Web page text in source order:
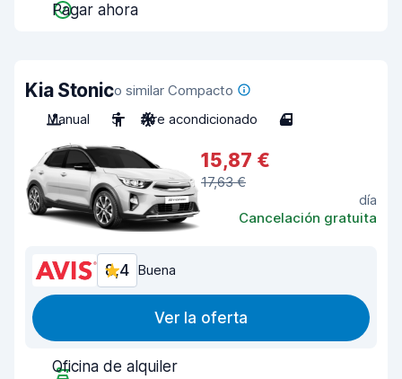
Pagar ahora
Kia Stonico similar Compacto
Manual
5 Aire acondicionado 4
15,87 €
17,63 €
día
Cancelación gratuita
8,4 Buena
Ver la oferta
Oficina de alquiler